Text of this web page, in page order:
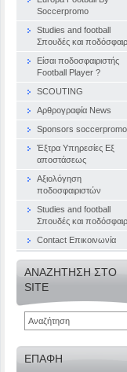
Soccerpromo
Studies and football
Σπουδές και
Είσαι ποδοσφαιριστής
Football Player ?
SCOUTING
Αρθρογραφία News
Sponsors soccerpromo
Έξτρα Υπηρεσίες Εξ
αποστάσεως
Αξιολόγηση
ποδοσφαιριστών
Studies and football
Σπουδές και
Contact Επικοινωνία
ΑΝΑΖΉΤΗΣΗ ΣΤΟ
SITE
ΕΠΑΦΉ